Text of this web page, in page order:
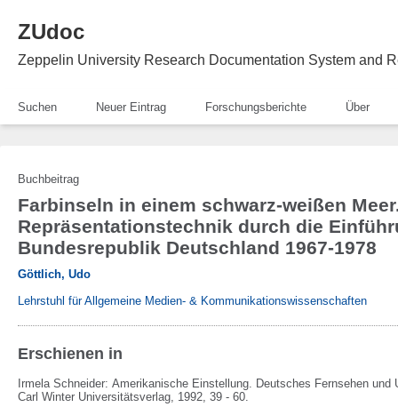
ZUdoc
Zeppelin University Research Documentation System and
Suchen Neuer Eintrag Forschungsberichte Über
Buchbeitrag
Farbinseln in einem schwarz-weißen
Repräsentationstechnik durch die
Bundesrepublik Deutschland 1967-1978
Göttlich, Udo
Lehrstuhl für Allgemeine Medien- & Kommunikationswissenschaften
Erschienen in
Irmela Schneider: Amerikanische Einstellung. Deutsches Fernsehen
Carl Winter Universitätsverlag, 1992, 39 - 60.